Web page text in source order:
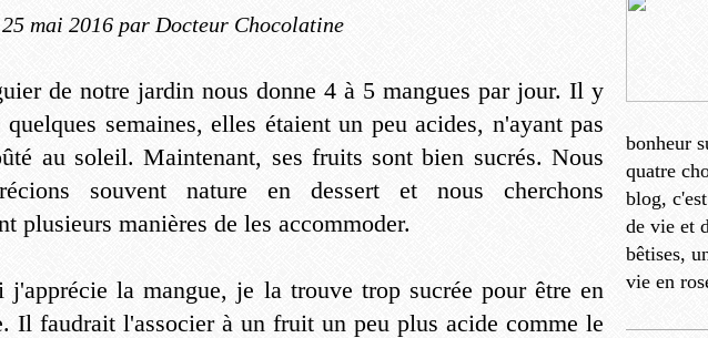
25 mai 2016 par Docteur Chocolatine
de notre jardin nous donne 4 à 5 mangues par jour. Il y
quelques semaines, elles étaient un peu acides, n'ayant pas
au soleil. Maintenant, ses fruits sont bien sucrés. Nous
souvent nature en dessert et nous cherchons
plusieurs manières de les accommoder.
j'apprécie la mangue, je la trouve trop sucrée pour être en
Il faudrait l'associer à un fruit un peu plus acide comme le
bonheur
quatre
blog,
de vie et
bêtises,
vie en